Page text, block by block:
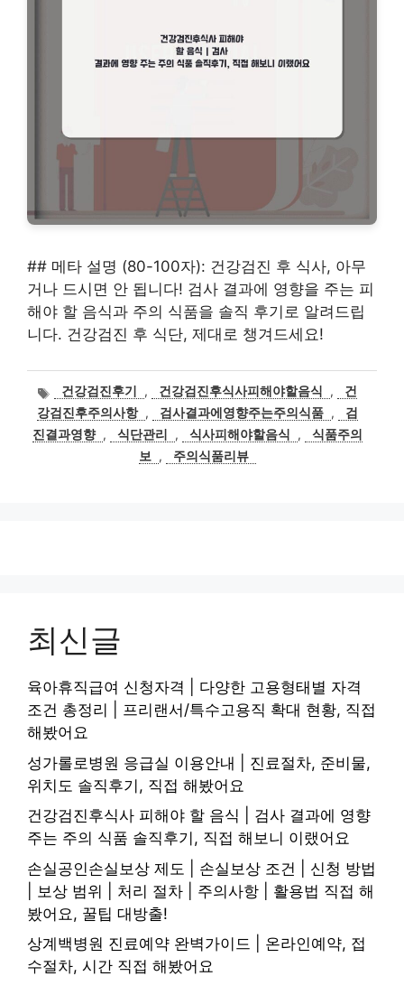
## 메타 설명 (80-100자): 건강검진 후 식사, 아무
거나 드시면 안 됩니다! 검사 결과에 영향을 주는 피
해야 할 음식과 주의 식품을 솔직 후기로 알려드립
니다. 건강검진 후 식단, 제대로 챙겨드세요!
태
그
건강검진후기 , 건강검진후식사피해야할음식 ,
건
강검진후주의사항 , 검사결과에영향주는주의식품 ,
검
진결과영향 , 식단관리 , 식사피해야할음식 ,
식품주의
보
, 주의식품리뷰
최신글
육아휴직급여 신청자격 | 다양한 고용형태별 자격
조건 총정리 | 프리랜서/특수고용직 확대 현황, 직접
해봤어요
성가롤로병원 응급실 이용안내 | 진료절차, 준비물,
위치도 솔직후기, 직접 해봤어요
건강검진후식사 피해야 할 음식 | 검사 결과에 영향
주는 주의 식품 솔직후기, 직접 해보니 이랬어요
손실공인손실보상 제도 | 손실보상 조건 | 신청 방법
| 보상 범위 | 처리 절차 | 주의사항 | 활용법 직접 해
봤어요, 꿀팁 대방출!
상계백병원 진료예약 완벽가이드 | 온라인예약, 접
수절차, 시간 직접 해봤어요